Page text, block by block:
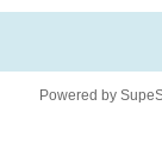
Powered by